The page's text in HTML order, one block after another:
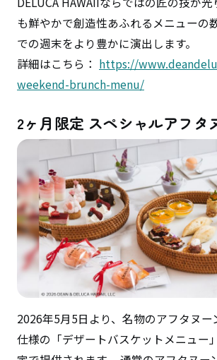
も鮮やかで創造性あふれるメニューの
での週末をより豊かに演出します。
詳細はこちら： https://
weekend-brunch-menu/
2ヶ月限定 スペシャルアフタ
2026年5月5日より、名物のアフタヌー
仕様の「デザートバスケットメニュー